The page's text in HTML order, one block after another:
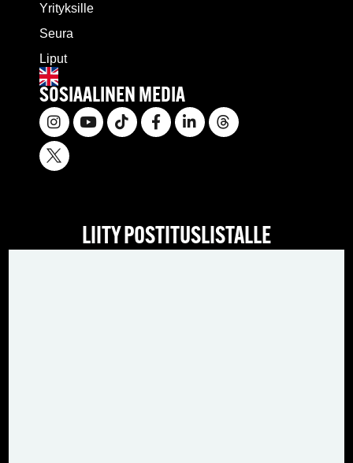
Yrityksille
Seura
Liput
SOSIAALINEN MEDIA
LIITY POSTITUSLISTALLE